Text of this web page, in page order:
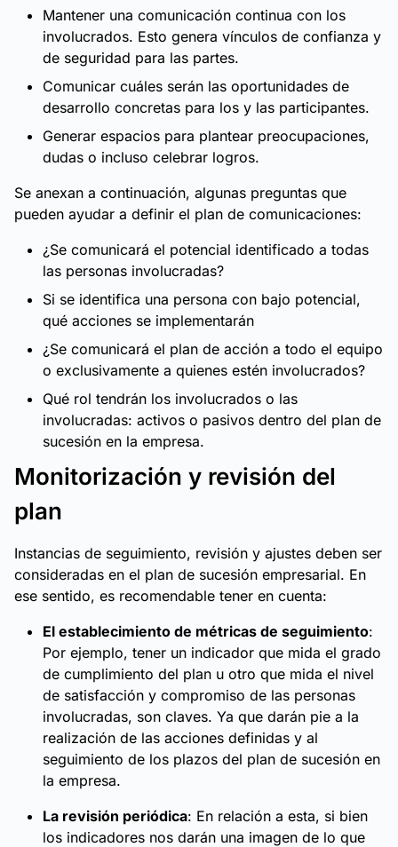
Mantener una comunicación continua con los
involucrados. Esto genera vínculos de confianza y
de seguridad para las partes.
Comunicar cuáles serán las oportunidades de
desarrollo concretas para los y las participantes.
Generar espacios para plantear preocupaciones,
dudas o incluso celebrar logros.
Se anexan a continuación, algunas preguntas que
pueden ayudar a definir el plan de comunicaciones:
¿Se comunicará el potencial identificado a todas
las personas involucradas?
Si se identifica una persona con bajo potencial,
qué acciones se implementarán
¿Se comunicará el plan de acción a todo el equipo
o exclusivamente a quienes estén involucrados?
Qué rol tendrán los involucrados o las
involucradas: activos o pasivos dentro del plan de
sucesión en la empresa.
Monitorización y revisión del
plan
Instancias de seguimiento, revisión y ajustes deben ser
consideradas en el plan de sucesión empresarial. En
ese sentido, es recomendable tener en cuenta:
El establecimiento de métricas de seguimiento:
Por ejemplo, tener un indicador que mida el grado
de cumplimiento del plan u otro que mida el nivel
de satisfacción y compromiso de las personas
involucradas, son claves. Ya que darán pie a la
realización de las acciones definidas y al
seguimiento de los plazos del plan de sucesión en
la empresa.
La revisión periódica: En relación a esta, si bien
los indicadores nos darán una imagen de lo que